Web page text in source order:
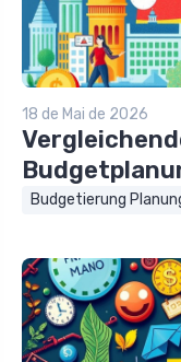
18 de Mai de 2026
Budgetierung